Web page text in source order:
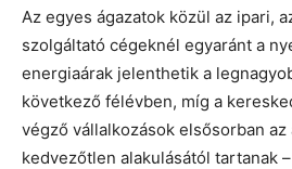
Az egyes ágazatok közül az ipari,
szolgáltató cégeknél egyaránt a
energiaárak jelenthetik a
következő félévben, míg a
végző vállalkozások elsősorban
kedvezőtlen alakulásától tartanak